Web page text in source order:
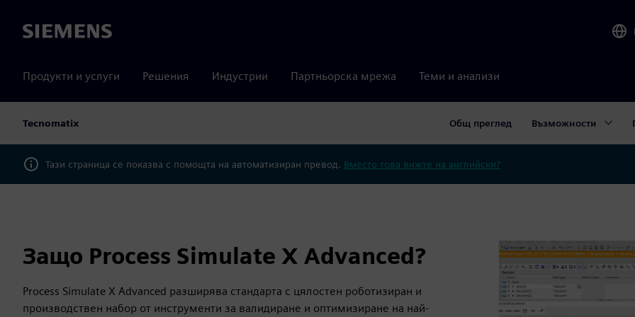
Siemens
Продукти и услуги Решения Индустрии Партньорска мрежа Теми и анализи
Tecnomatix Общ преглед Възможности
Тази страница се показва с помощта на автоматизиран превод. Вместо това вижте на английски?
Защо Process Simulate X Advanced?
Process Simulate X Advanced разширява стандарта с цялостен роботизиран и
производствен набор от инструменти за валидиране и оптимизиране на най-